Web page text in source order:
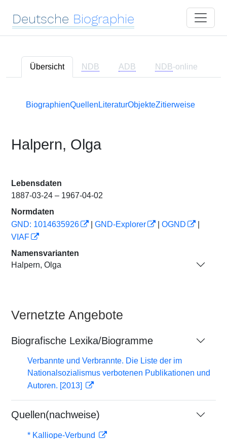
Deutsche Biographie
Übersicht NDB ADB NDB-online
BiographienQuellen LiteraturObjekteZitierweise
Halpern, Olga
Lebensdaten
1887-03-24 – 1967-04-02
Normdaten
GND: 1014635926
GND-Explorer OGND
VIAF
Namensvarianten
Halpern, Olga
Vernetzte Angebote
Biografische Lexika/Biogramme
Verbannte und Verbrannte. Die Liste der im
Nationalsozialismus verbotenen Publikationen und
Autoren. [2013]
Quellen(nachweise)
* Kalliope-Verbund